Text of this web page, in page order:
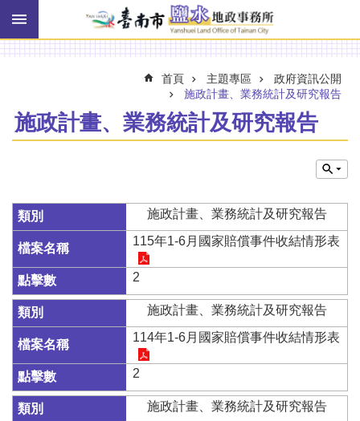
跳到主要內容區塊
搜
進
階
報
機
關
簡
介
線
上
申
辦
與
查
詢
首頁 主題專區
政府資訊公開
施政計畫、業務統計及研究報告
施政計畫、業務統計及研究報告
施政計畫、業務統計及研究報告
115年1-6月國家賠償事件收結情形表
2
施政計畫、業務統計及研究報告
114年1-6月國家賠償事件收結情形表
2
施政計畫、業務統計及研究報告